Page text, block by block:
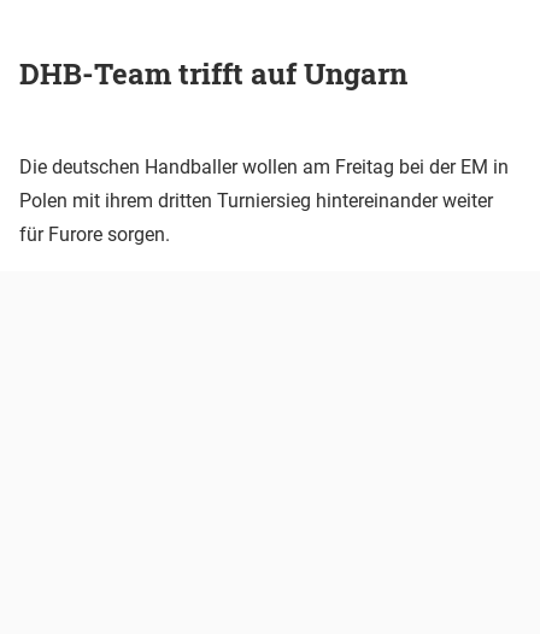
DHB-Team trifft auf Ungarn
Die deutschen Handballer wollen am Freitag bei der EM in
Polen mit ihrem dritten Turniersieg hintereinander weiter
für Furore sorgen.